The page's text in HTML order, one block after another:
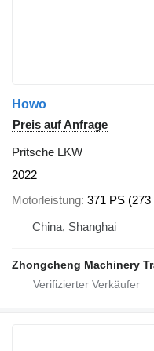
Howo
Preis auf Anfrage
Pritsche LKW
2022
Motorleistung 371 PS (273
China, Shanghai
Zhongcheng Machinery